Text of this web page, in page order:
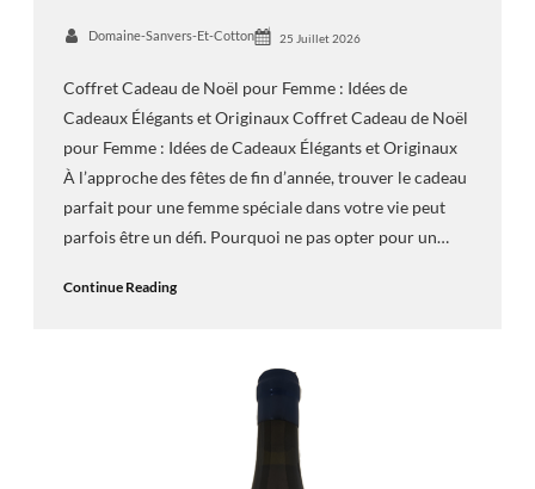
Domaine-Sanvers-Et-Cotton 25 Juillet 2026
Coffret Cadeau de Noël pour Femme : Idées de
Cadeaux Élégants et Originaux Coffret Cadeau de Noël
pour Femme : Idées de Cadeaux Élégants et Originaux
À l’approche des fêtes de fin d’année, trouver le cadeau
parfait pour une femme spéciale dans votre vie peut
parfois être un défi. Pourquoi ne pas opter pour un…
Continue Reading